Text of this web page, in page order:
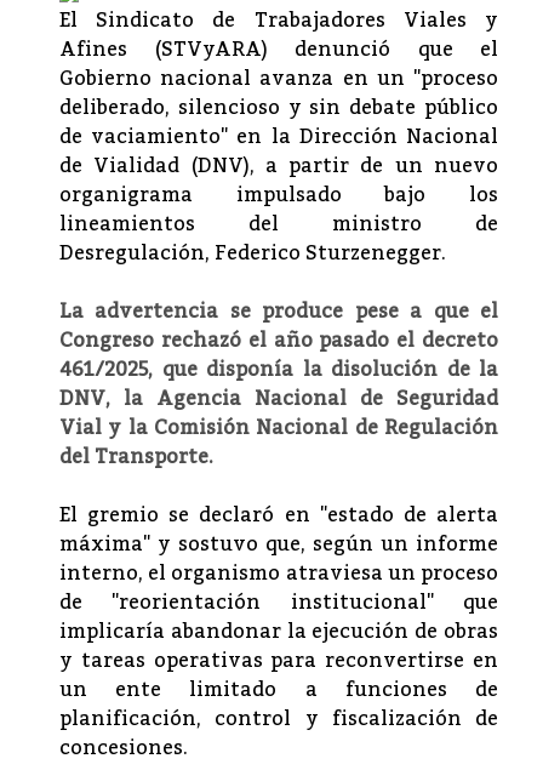
El Sindicato de Trabajadores Viales y
Afines (STVyARA) denunció que el
Gobierno nacional avanza en un "proceso
deliberado, silencioso y sin debate público
de vaciamiento" en la Dirección Nacional
de Vialidad (DNV), a partir de un nuevo
organigrama impulsado bajo los
lineamientos del ministro de
Desregulación, Federico Sturzenegger.
La advertencia se produce pese a que el
Congreso rechazó el año pasado el decreto
461/2025, que disponía la disolución de la
DNV, la Agencia Nacional de Seguridad
Vial y la Comisión Nacional de Regulación
del Transporte.
El gremio se declaró en "estado de alerta
máxima" y sostuvo que, según un informe
interno, el organismo atraviesa un proceso
de "reorientación institucional" que
implicaría abandonar la ejecución de obras
y tareas operativas para reconvertirse en
un ente limitado a funciones de
planificación, control y fiscalización de
concesiones.